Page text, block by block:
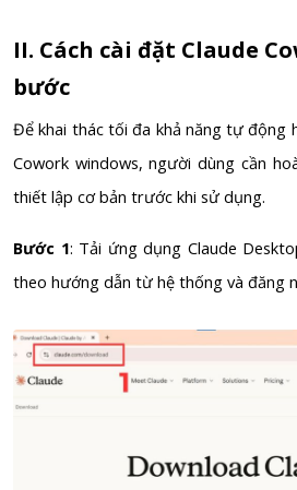
II. Cách cài đặt Claude
bước
Để khai thác tối đa khả năng tự động
Cowork windows, người dùng cần
thiết lập cơ bản trước khi sử dụng.
Bước 1: Tải ứng dụng Claude
theo hướng dẫn từ hệ thống và đăng